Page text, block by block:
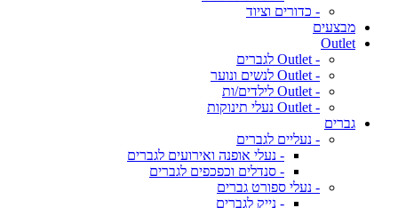
- כדורים וציוד
מבצעים
Outlet
- Outlet לגברים
- Outlet לנשים ונוער
- Outlet לילדים/ות
- Outlet נעלי תינוקות
גברים
- נעליים לגברים
- נעלי אופנה ואירועים לגברים
- סנדלים וכפכפים לגברים
- נעלי ספורט גברים
- נייק לגברים